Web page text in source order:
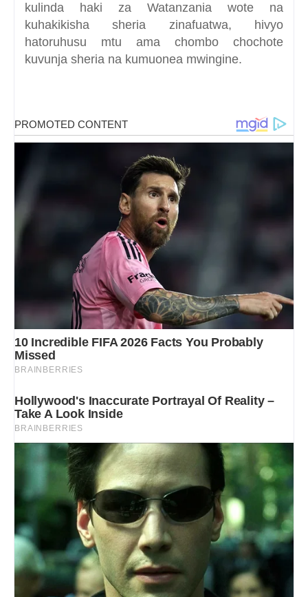
kulinda haki za Watanzania wote na
kuhakikisha sheria zinafuatwa, hivyo
hatoruhusu mtu ama chombo chochote
kuvunja sheria na kumuonea mwingine.